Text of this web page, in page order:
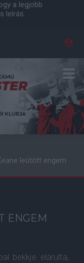
a legjobb
leírás
leütött engem
ENGEM
bekkje elárulta,